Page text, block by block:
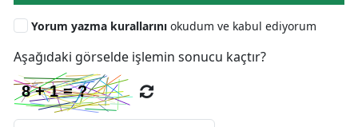
Yorum yazma kurallarını okudum ve kabul ediyorum
Aşağıdaki görselde işlemin sonucu kaçtır?